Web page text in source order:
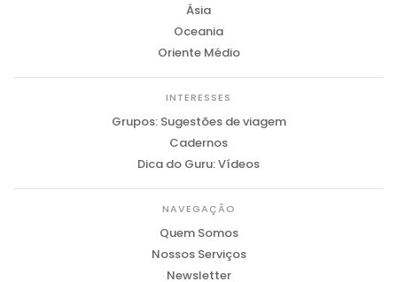
Ásia
Oceania
Oriente Médio
INTERESSES
Grupos: Sugestões de viagem
Cadernos
Dica do Guru: Vídeos
NAVEGAÇÃO
Quem Somos
Nossos Serviços
Newsletter